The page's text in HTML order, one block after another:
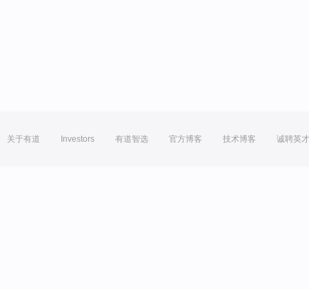
关于有道 Investors 有道智选 官方博客 技术博客 诚聘英才